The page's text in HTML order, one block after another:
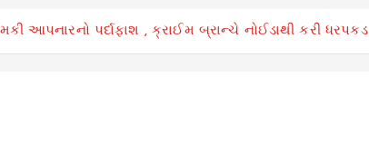
આપનારનો પર્દાફાશ , ક્રાઈમ બ્રાન્ચે નોઈડાથી કરી ધરપકડ